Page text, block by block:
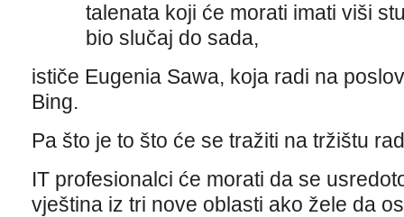
talenata koji će morati imati viši
bio slučaj do sada,
ističe Eugenia Sawa, koja radi na
Bing.
Pa što je to što će se tražiti na tržištu
IT profesionalci će morati da se
vještina iz tri nove oblasti ako žele da